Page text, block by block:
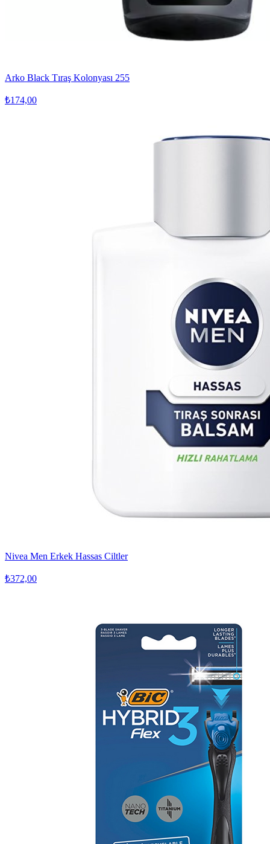
Arko Black Tıraş Kolonyası 255
₺174,00
Nivea Men Erkek Hassas Ciltler
₺372,00